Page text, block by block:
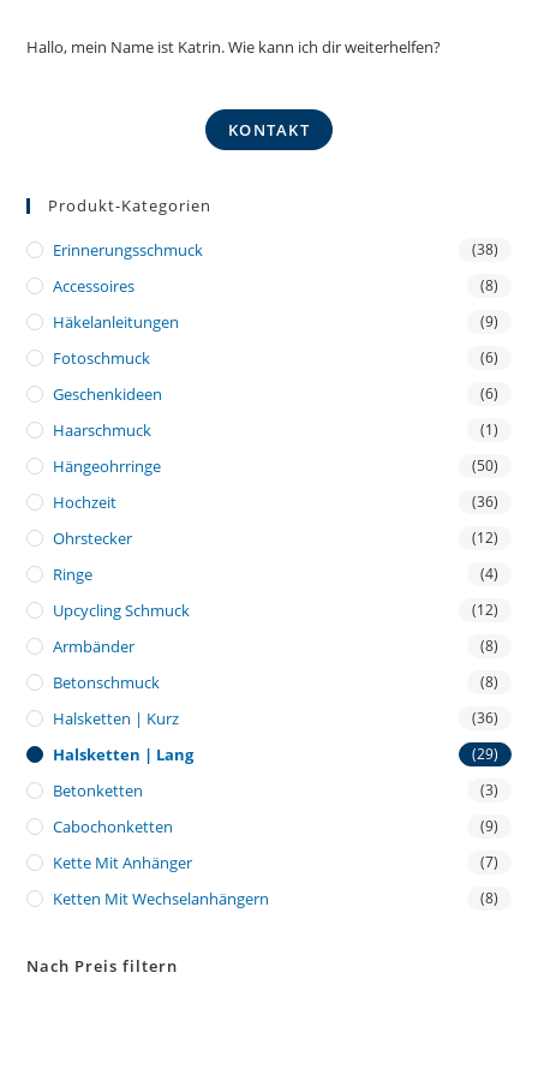
Hallo, mein Name ist Katrin. Wie kann ich dir weiterhelfen?
KONTAKT
Produkt-Kategorien
Erinnerungsschmuck (38)
Accessoires (8)
Häkelanleitungen (9)
Fotoschmuck (6)
Geschenkideen (6)
Haarschmuck (1)
Hängeohrringe (50)
Hochzeit (36)
Ohrstecker (12)
Ringe (4)
Upcycling Schmuck (12)
Armbänder (8)
Betonschmuck (8)
Halsketten | Kurz (36)
Halsketten | Lang (29)
Betonketten (3)
Cabochonketten (9)
Kette Mit Anhänger (7)
Ketten Mit Wechselanhängern (8)
Nach Preis filtern